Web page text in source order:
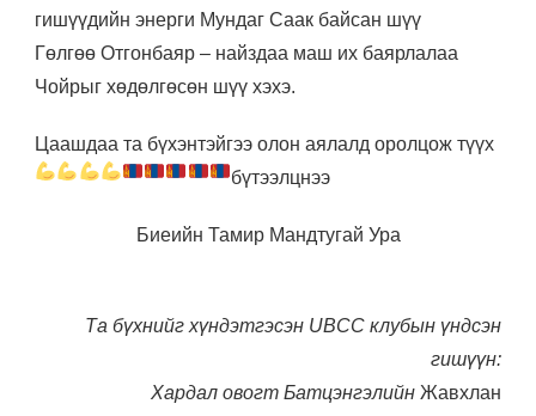
гишүүдийн энерги Мундаг Саак байсан шүү
Гөлгөө Отгонбаяр – найздаа маш их баярлалаа
Чойрыг хөдөлгөсөн шүү хэхэ.
Цаашдаа та бүхэнтэйгээ олон аялалд оролцож түүх
бүтээлцнээ
Биеийн Тамир Мандтугай Ура
Та бүхнийг хүндэтгэсэн UBCC клубын үндсэн
гишүүн:
Хардал овогт Батцэнгэлийн Жавхлан